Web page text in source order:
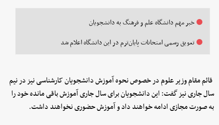
خبر مهم دانشگاه علم و فرهنگ به دانشجویان
تعویق رسمی امتحانات پایان‌ترم در این دانشگاه اعلام شد
قائم مقام وزیر علوم در خصوص نحوه آموزش دانشجویان کارشناسی نیز در نیم
سال جاری نیز گفت: این دانشجویان برای سال جاری آموزش باقی مانده خود را
به صورت مجازی ادامه خواهند داد و آموزش حضوری نخواهند داشت.